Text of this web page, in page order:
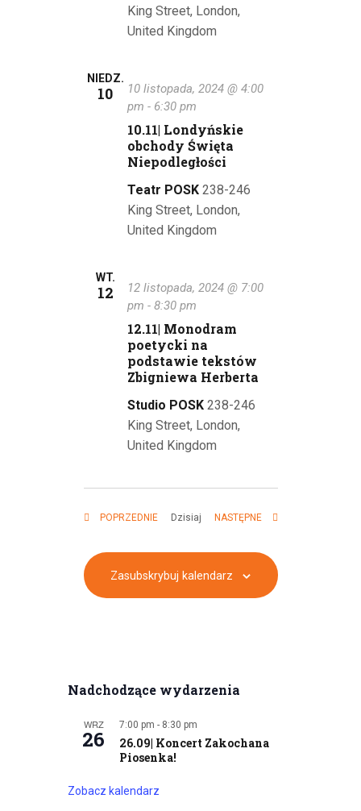
King Street, London,
United Kingdom
NIEDZ.
10
10.11| Londyńskie
obchody Święta
Niepodległości
10 listopada, 2024 @ 4:00
pm - 6:30 pm
Teatr POSK 238-246
King Street, London,
United Kingdom
WT.
12
12.11| Monodram
poetycki na
podstawie tekstów
Zbigniewa Herberta
12 listopada, 2024 @ 7:00
pm - 8:30 pm
Studio POSK 238-246
King Street, London,
United Kingdom
POPRZEDNIEWYDARZENIA
Dzisiaj NASTĘPNE WYDARZENIA
Zasubskrybuj kalendarz
Nadchodzące wydarzenia
WRZ
26
7:00 pm - 8:30 pm
26.09| Koncert Zakochana
Piosenka!
Zobacz kalendarz